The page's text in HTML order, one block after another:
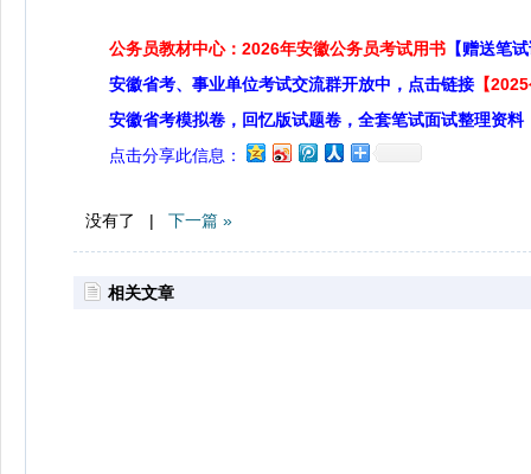
公务员教材中心：2026年安徽公务员考试用书 【赠送笔
安徽省考、事业单位考试交流群开放中，点击链接 【
安徽省考模拟卷，回忆版试题卷，全套笔试面试整理资料
点击分享此信息：
没有了 | 下一篇 »
相关文章